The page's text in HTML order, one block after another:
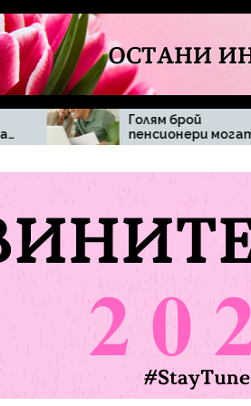
Голям брой
пенсионери могат
да бъдат засегнати